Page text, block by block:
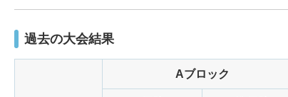
過去の大会結果
Aブロック